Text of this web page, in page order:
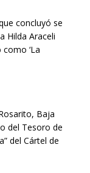
concluyó se
Hilda Araceli
‘La
Baja
del Tesoro de
del Cártel de